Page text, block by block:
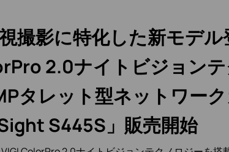
視撮影に特化した新モデ
2.0ナイトビジョン
タレット型ネットワー
S445S」販売開始